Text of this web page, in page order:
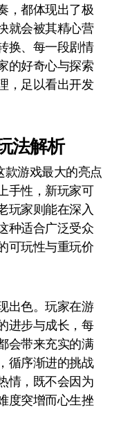
，都体现出了极
就会被其精心营
换、每一段剧情
的好奇心与探索
，足以看出开发
法解析
款游戏最大的亮点
手性，新玩家可
玩家则能在深入
种适合广泛受众
可玩性与重玩价
出色。玩家在游
进步与成长，每
会带来充实的满
循序渐进的挑战
情，既不会因为
度突增而心生挫